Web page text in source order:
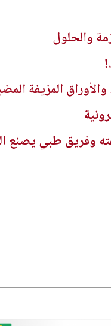
والحلول
المزيفة
وفريق طبي يصنع